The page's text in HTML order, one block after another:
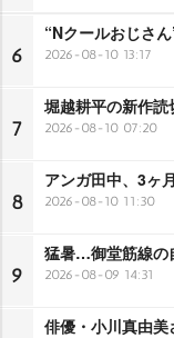
6
“Nクールおじさ
2026-08-10 13:17
7
堀越耕平の新作
2026-08-10 07:20
8
アンガ田中、3ヶ
2026-08-10 11:30
9
猛暑…御堂筋線の
2026-08-09 14:31
俳優・小川真由